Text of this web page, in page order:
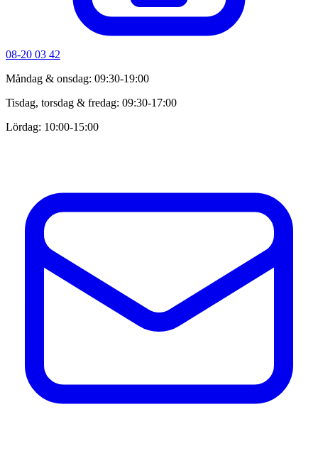
08-20 03 42
Måndag & onsdag: 09:30-19:00
Tisdag, torsdag & fredag: 09:30-17:00
Lördag: 10:00-15:00